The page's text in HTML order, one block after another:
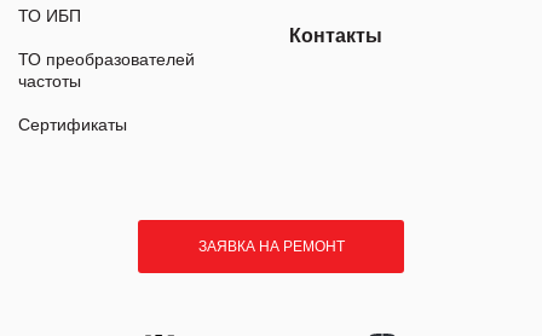
ТО ИБП
ТО преобразователей
частоты
Сертификаты
Контакты
ЗАЯВКА НА РЕМОНТ